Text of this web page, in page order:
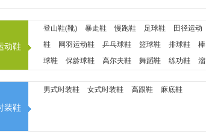
动鞋
登山鞋(靴) 暴走鞋 慢跑鞋 足球鞋
田径运动
鞋
网羽运动鞋 乒乓球鞋 篮球鞋 排球鞋
棒
球鞋
保龄球鞋 高尔夫鞋 舞蹈鞋 练功鞋
溜
装鞋
男式时装鞋 女式时装鞋 高跟鞋 麻底鞋